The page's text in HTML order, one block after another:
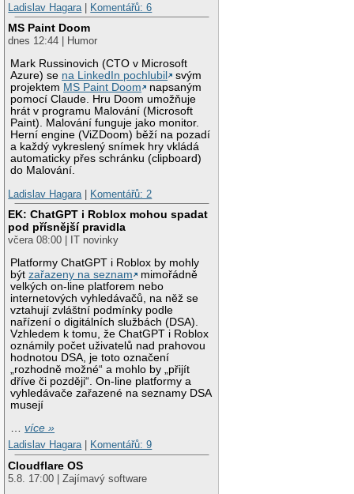
Ladislav Hagara
Komentářů: 6
MS Paint Doom
dnes 12:44 | Humor
Mark Russinovich (CTO v Microsoft
Azure) se na LinkedIn pochlubil
svým
projektem MS Paint Doom
napsaným
pomocí Claude. Hru Doom umožňuje
hrát v programu Malování (Microsoft
Paint). Malování funguje jako monitor.
Herní engine (ViZDoom) běží na pozadí
a každý vykreslený snímek hry vkládá
automaticky přes schránku (clipboard)
do Malování.
Ladislav Hagara
Komentářů: 2
EK: ChatGPT i Roblox mohou spadat
pod přísnější pravidla
včera 08:00 | IT novinky
Platformy ChatGPT i Roblox by mohly
býtzařazeny na seznam
mimořádně
velkých on-line platforem nebo
internetových vyhledávačů, na něž se
vztahují zvláštní podmínky podle
nařízení o digitálních službách (DSA).
Vzhledem k tomu, že ChatGPT i Roblox
oznámily počet uživatelů nad prahovou
hodnotou DSA, je toto označení
„rozhodně možné“ a mohlo by „přijít
dříve či později“. On-line platformy a
vyhledávače zařazené na seznamy DSA
musejí
…více »
Ladislav Hagara| Komentářů: 9
Cloudflare OS
5.8. 17:00 | Zajímavý software